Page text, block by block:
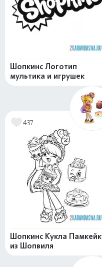
Шопкинс Логотип
мультика и игрушек
437
Шопкинс Кукла Памкейк
из Шопвиля